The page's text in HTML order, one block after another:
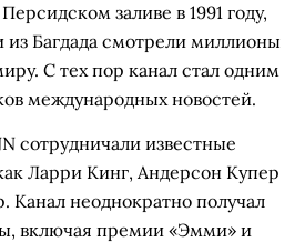
заливе в 1991 году,
из Багдада смотрели миллионы
С тех пор канал стал одним
международных новостей.
сотрудничали известные
Ларри Кинг, Андерсон Купер
Канал неоднократно получал
включая премии «Эмми» и